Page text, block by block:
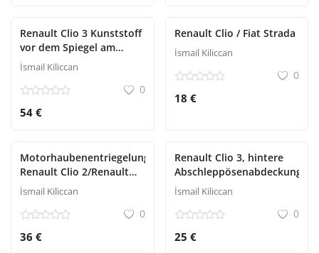
Renault Clio 3 Kunststoff
vor dem Spiegel am
linken Kotflügel
İsmail Kiliccan
0
54 €
Renault Clio / Fiat Strada
İsmail Kiliccan
0
18 €
Motorhaubenentriegelungshebel
Renault Clio 2/Renault
Captur/Espace 5/Logan 1
İsmail Kiliccan
0
36 €
Renault Clio 3, hintere
Abschleppösenabdeckung
İsmail Kiliccan
0
25 €